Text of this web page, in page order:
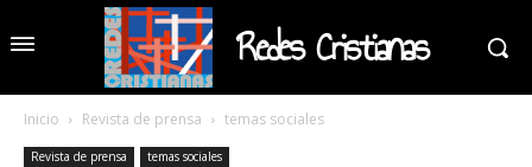
Redes Cristianas
Inicio Revista de prensa temas sociales
Revista de prensa temas sociales